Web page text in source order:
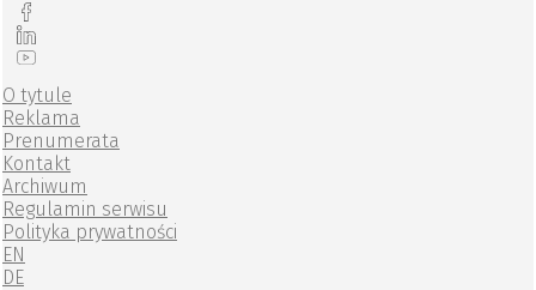
O tytule
Reklama
Prenumerata
Kontakt
Archiwum
Regulamin serwisu
Polityka prywatności
EN
DE